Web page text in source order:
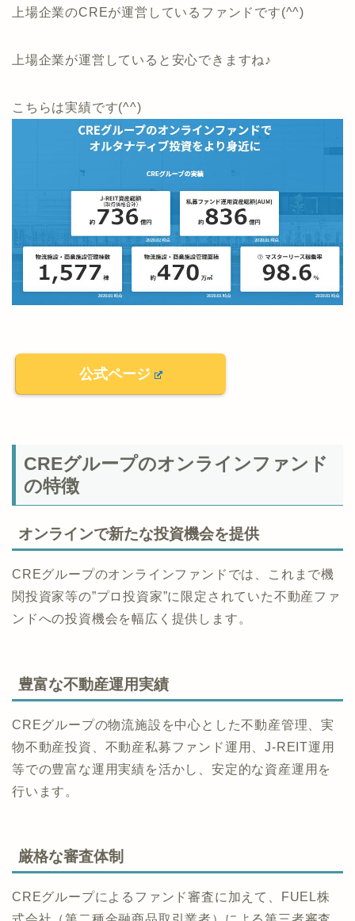
上場企業のCREが運営しているファンドです(^^)
上場企業が運営していると安心できますね♪
こちらは実績です(^^)
公式ページ
CREグループのオンラインファンド
の特徴
オンラインで新たな投資機会を提供
CREグループのオンラインファンドでは、これまで機
関投資家等の”プロ投資家”に限定されていた不動産ファ
ンドへの投資機会を幅広く提供します。
豊富な不動産運用実績
CREグループの物流施設を中心とした不動産管理、実
物不動産投資、不動産私募ファンド運用、J-REIT運用
等での豊富な運用実績を活かし、安定的な資産運用を
行います。
厳格な審査体制
CREグループによるファンド審査に加えて、FUEL株